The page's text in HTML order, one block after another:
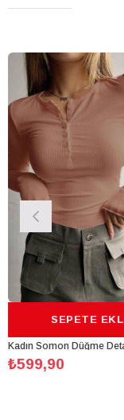
Kadın Somon Düğme Detaylı Patlı Düğmeli Bisiklet Yaka Uzun Kollu Fitilli Kaşkorse Bluz Body